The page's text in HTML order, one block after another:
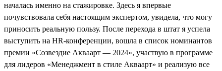
началась именно на стажировке. Здесь я впервые
почувствовала себя настоящим экспертом, увидела, что могу
приносить реальную пользу. После перехода в штат я успела
выступить на HR-конференции, вошла в список номинантов
премии «Созвездие Акваарт — 2024», участвую в программе
для лидеров «Менеджмент в стиле Акваарт» и реализую все